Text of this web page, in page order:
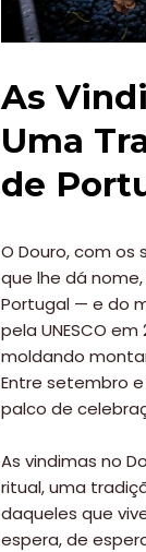
As
Uma
de
O Douro, com
que lhe dá
Portugal — e do
pela UNESCO
moldando
Entre setembro
palco de
As vindimas no
ritual, uma
daqueles que
espera, de